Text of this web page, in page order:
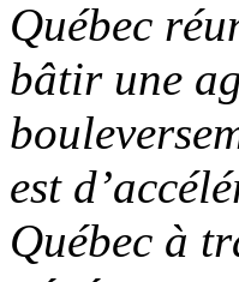
Québec
bâtir une
est
Québec à